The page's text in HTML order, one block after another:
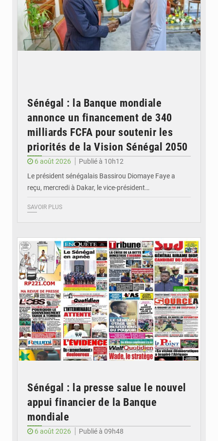
Sénégal : la Banque mondiale
annonce un financement de 340
milliards FCFA pour soutenir les
priorités de la Vision Sénégal 2050
6 août 2026
Publié à 10h12
Le président sénégalais Bassirou Diomaye Faye a
reçu, mercredi à Dakar, le vice-président…
SAVOIR PLUS
Sénégal : la presse salue le nouvel
appui financier de la Banque
mondiale
6 août 2026
Publié à 09h48